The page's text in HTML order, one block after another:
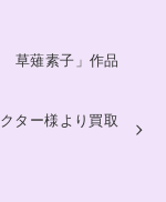
草薙素子」作品
ター様より買取